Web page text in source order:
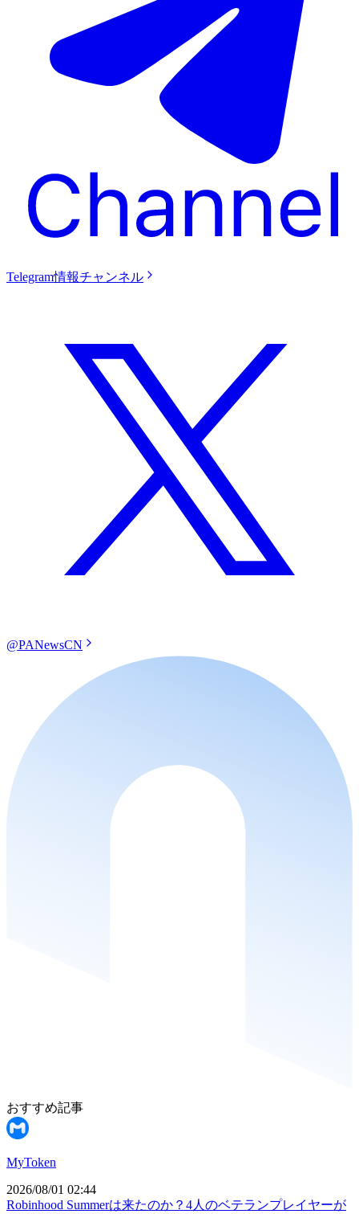
Telegram情報チャンネル
@PANewsCN
おすすめ記事
MyToken
2026/08/01 02:44
Robinhood Summerは来たのか？4人のベテランプレイヤーが